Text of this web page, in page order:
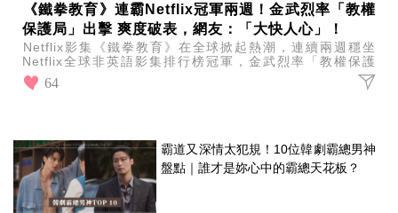
《鐵拳教育》連霸Netflix冠軍兩週！金武烈率「教權
保護局」出擊 爽度破表，網友：「大快人心」！
Netflix影集《鐵拳教育》在全球掀起熱潮，連續兩週穩坐
Netflix全球非英語影集排行榜冠軍，金武烈率「教權保護
局」出擊爽度破表，網友直喊：「大快人心」！
64
霸道又深情太犯規！10位韓劇霸總男神
盤點｜誰才是妳心中的霸總天花板？